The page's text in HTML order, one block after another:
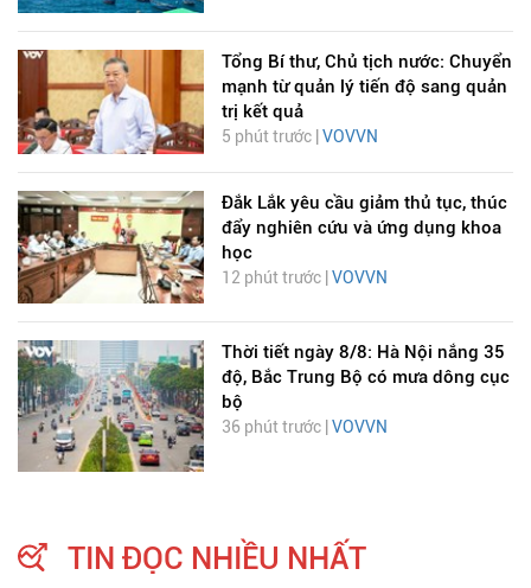
Tổng Bí thư, Chủ tịch nước: Chuyển
mạnh từ quản lý tiến độ sang quản
trị kết quả
5 phút trước | VOVVN
Đắk Lắk yêu cầu giảm thủ tục, thúc
đẩy nghiên cứu và ứng dụng khoa
học
12 phút trước | VOVVN
Thời tiết ngày 8/8: Hà Nội nắng 35
độ, Bắc Trung Bộ có mưa dông cục
bộ
36 phút trước | VOVVN
TIN ĐỌC NHIỀU NHẤT